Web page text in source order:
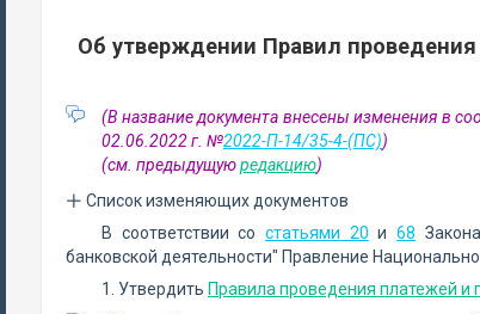
Об утверждении Правил
(В название документа внесены изменения в
02.06.2022 г. №2022-П-14/35-4-(ПС))
(см. предыдущуюредакцию)
Список изменяющих документов
В соответствии состатьями 20 и68
банковской деятельности" Правление
1. Утвердить Правила проведения платежей и